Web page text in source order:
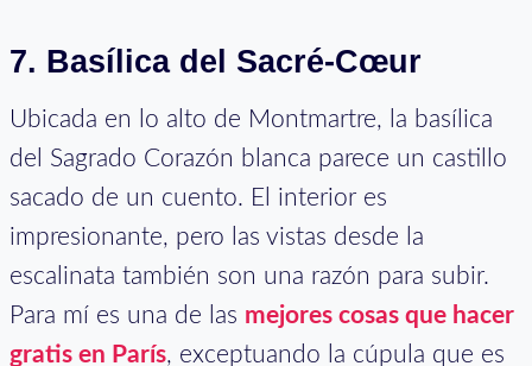
7. Basílica del Sacré-Cœur
Ubicada en lo alto de Montmartre, la basílica
del Sagrado Corazón blanca parece un castillo
sacado de un cuento. El interior es
impresionante, pero las vistas desde la
escalinata también son una razón para subir.
Para mí es una de las mejores cosas que hacer
gratis en París, exceptuando la cúpula que es